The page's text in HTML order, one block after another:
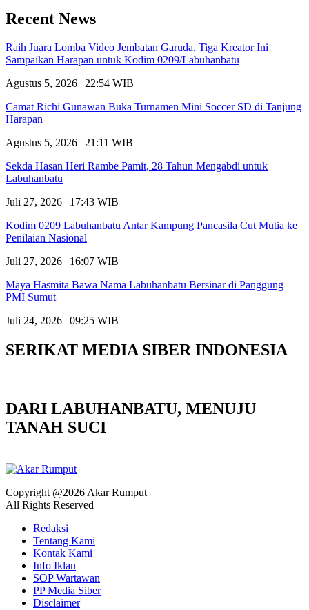
Recent News
Raih Juara Lomba Video Jembatan Garuda, Tiga Kreator Ini
Sampaikan Harapan untuk Kodim 0209/Labuhanbatu
Agustus 5, 2026 | 22:54 WIB
Camat Richi Gunawan Buka Turnamen Mini Soccer SD di Tanjung
Harapan
Agustus 5, 2026 | 21:11 WIB
Sekda Hasan Heri Rambe Pamit, 28 Tahun Mengabdi untuk
Labuhanbatu
Juli 27, 2026 | 17:43 WIB
Kodim 0209 Labuhanbatu Antar Kampung Pancasila Cut Mutia ke
Penilaian Nasional
Juli 27, 2026 | 16:07 WIB
Maya Hasmita Bawa Nama Labuhanbatu Bersinar di Panggung
PMI Sumut
Juli 24, 2026 | 09:25 WIB
SERIKAT MEDIA SIBER INDONESIA
DARI LABUHANBATU, MENUJU
TANAH SUCI
Copyright @2026 Akar Rumput
All Rights Reserved
Redaksi
Tentang Kami
Kontak Kami
Info Iklan
SOP Wartawan
PP Media Siber
Disclaimer